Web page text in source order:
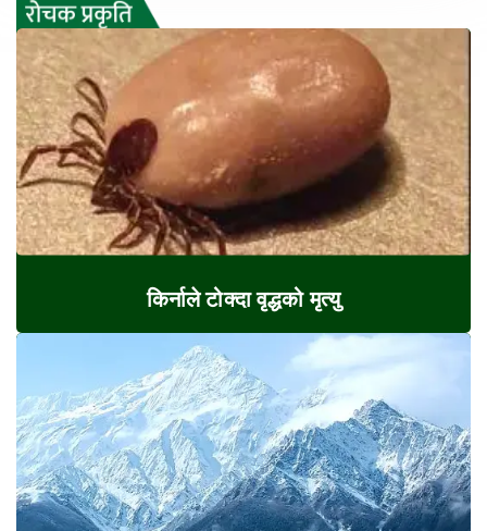
किर्नाले टोक्दा वृद्धको मृत्यु